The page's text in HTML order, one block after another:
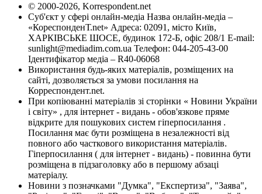
© 2000-2026, Korrespondent.net
Суб'єкт у сфері онлайн-медіа Назва онлайн-медіа –
«КореспонденТ.net» Адреса: 02091, місто Київ,
ХАРКІВСЬКЕ ШОСЕ, будинок 172-Б, офіс 208/1 E-mail:
sunlight@mediadim.com.ua Телефон: 044-205-43-00
Ідентифікатор медіа – R40-06068
Використання будь-яких матеріалів, розміщених на
сайті, дозволяється за умови посилання на
Корреспондент.net.
При копіюванні матеріалів зі сторінки « Новини України
і світу» , для інтернет - видань - обов'язкове пряме
відкрите для пошукових систем гіперпосилання .
Посилання має бути розміщена в незалежності від
повного або часткового використання матеріалів.
Гіперпосилання ( для інтернет - видань) - повинна бути
розміщена в підзаголовку або в першому абзаці
матеріалу.
Новини з позначками "Думка", "Експертиза", "Заява",